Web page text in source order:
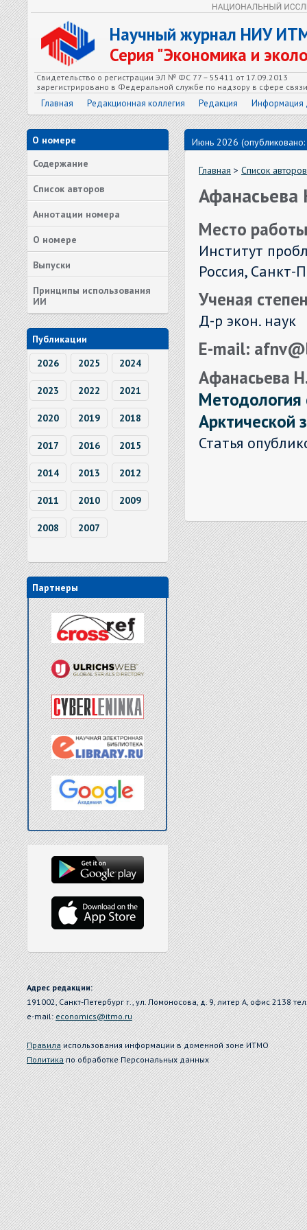
Научный журнал НИУ
Серия "Экономика и
Свидетельство о регистрации ЭЛ № ФС 77 – 55411 от 17.09.2013
зарегистрировано в Федеральной службе по надзору в сфере
Главная Редакционная коллегия Редакция Информация
О номере
Содержание
Список авторов
Аннотации номера
О номере
Выпуски
Принципы использования
ИИ
Публикации
2026
2025 2024
2023 2022 2021
2020 2019 2018
2017 2016 2015
2014 2013 2012
2011 2010 2009
2008 2007
Партнеры
Июнь 2026
Главная > Список авторов
Афанасьева
Место
Институт
Россия, Санкт-
Ученая
Д-р экон. наук
E-mail:
Афанасьева
Методология
Арктической
Статья
Адрес редакции:
191002, Санкт-Петербург г., ул. Ломоносова, д. 9, литер А, офис 2138
e-mail:economics@itmo.ru
Правилаиспользования информации в доменной зоне ИТМО
Политикапо обработке Персональных данных